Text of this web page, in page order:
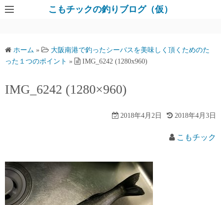
コ
キ
こもチックの釣りブログ（仮）
ホーム »
大阪南港で釣ったシーバスを美味しく頂くためのた
った１つのポイント » IMG_6242 (1280x960)
IMG_6242 (1280×960)
2018年4月2日 2018年4月3日
こもチック